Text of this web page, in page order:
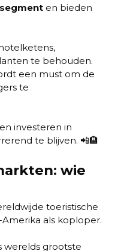
en bieden
te behouden.
een must om de
te
investeren in
te blijven. 📲🏨
wie
toeristische
als koploper.
werelds grootste